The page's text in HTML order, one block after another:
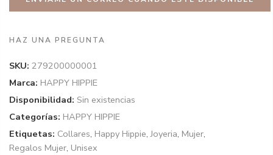
HAZ UNA PREGUNTA
SKU: 279200000001
Marca: HAPPY HIPPIE
Disponibilidad: Sin existencias
Categorías: HAPPY HIPPIE
Etiquetas: Collares, Happy Hippie,Joyeria, Mujer,
Regalos Mujer, Unisex